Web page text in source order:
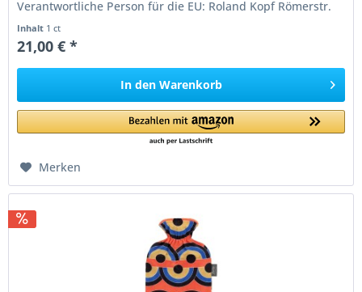
Verantwortliche Person für die EU: Roland Kopf Römerstr.
Inhalt 1 ct
21,00 € *
In den Warenkorb
Merken